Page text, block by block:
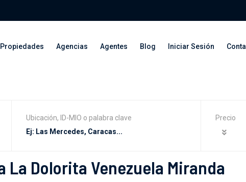
Propiedades Agencias Agentes Blog Iniciar Sesión
Ubicación, ID-MIO o palabra clave
Precio
La Dolorita Venezuela Miranda